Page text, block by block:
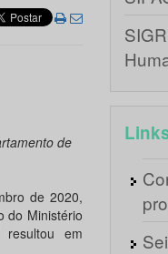
de
de 2020,
do Ministério
em
Sei